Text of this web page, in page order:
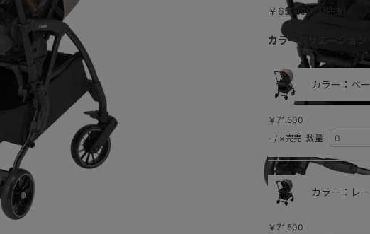
￥65,000（税抜）
カラーバリエーション
カラー：ベ
￥71,500
- / ×完売 数量
カラー：レ
￥71,500